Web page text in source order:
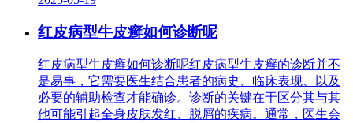
红皮病型牛皮癣如何诊断呢
红皮病型牛皮癣如何诊断呢红皮病型牛皮癣的诊断并不
是易事，它需要医生结合患者的病史、临床表现、以及
必要的辅助检查才能确诊。诊断的关键在于区分其与其
他可能引起全身皮肤发红、脱屑的疾病。通常，医生会